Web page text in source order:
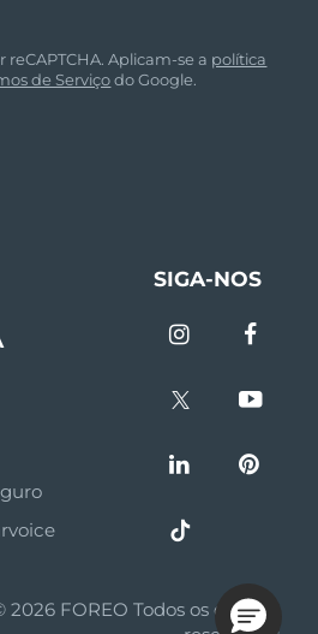
Aplicam-se a política
de Serviçodo Google.
SIGA-NOS
2026 FOREO Todos os direitos